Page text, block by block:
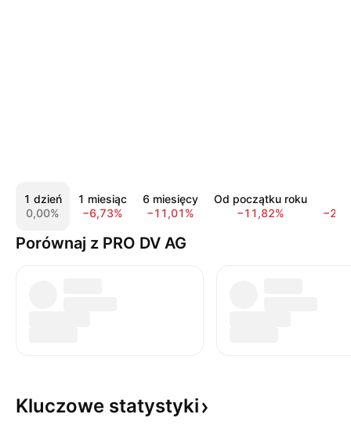
1 dzień
0,00%
1 miesiąc
−6,73%
6 miesięcy
−11,01%
Od początku roku
−11,82%
Porównaj z PRO DV AG
Kluczowe statystyki